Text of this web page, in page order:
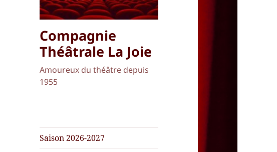
Compagnie
Théâtrale La Joie
Amoureux du théâtre depuis
1955
Saison 2026-2027